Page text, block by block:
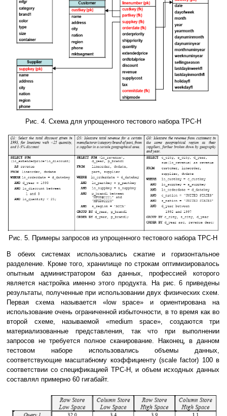
Рис. 4. Схема для упрощенного тестового набора TPC-H
Рис. 5. Примеры запросов из упрощенного тестового набора TPC-H
В обеих системах использовались сжатие и горизонтальное
разделение. Кроме того, хранилище по строкам оптимизировалось
опытным администратором баз данных, профессией которого
является настройка именно этого продукта. На рис. 6 приведены
результаты, полученные при использовании двух физических схем.
Первая схема называется «low space» и ориентирована на
использование очень ограниченной избыточности, в то время как во
второй схеме, называемой «medium space», создаются три
материализованные представления, так что при выполнении
запросов не требуется полное сканирование. Наконец, в данном
тестовом наборе использовались объемы данных,
соответствующие масштабному коэффициенту (scale factor) 100 в
соответствии со спецификацией TPC-H, и объем исходных данных
составлял примерно 60 гигабайт.